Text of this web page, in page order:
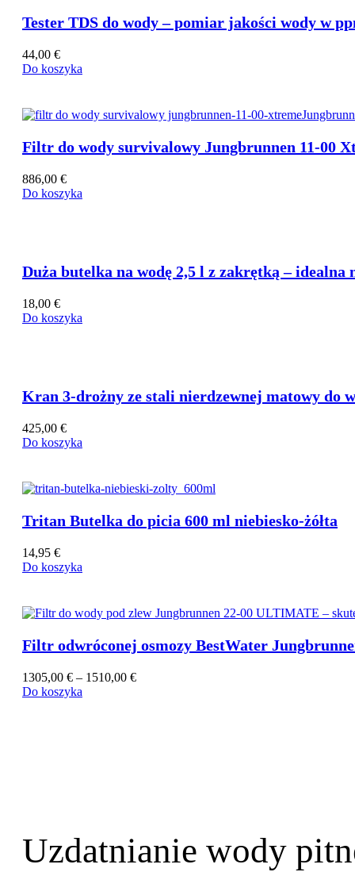
Butelki & kanistry (BPA-free)
Tritan butelki
Dozowniki wody
Kanistry z kranikiem
Tester TDS do wody – pomiar jakości wody w
44,00 €
Do koszyka
Filtr do wody survivalowy Jungbrunnen 11-00
886,00 €
Do koszyka
Duża butelka na wodę 2,5 l z zakrętką – idealna
18,00 €
Do koszyka
Kran 3-drożny ze stali nierdzewnej matowy do
425,00 €
Do koszyka
Tritan Butelka do picia 600 ml niebiesko-żółta
14,95 €
Do koszyka
Filtr odwróconej osmozy BestWater
1305,00 € – 1510,00 €Zakres
Do koszyka
Uzdatnianie wody